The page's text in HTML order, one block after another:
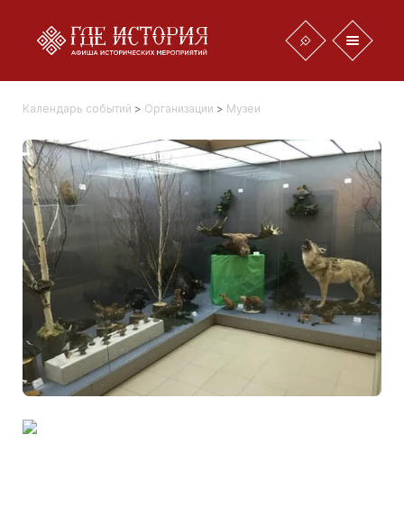
Календарь событий > Организации > Музеи